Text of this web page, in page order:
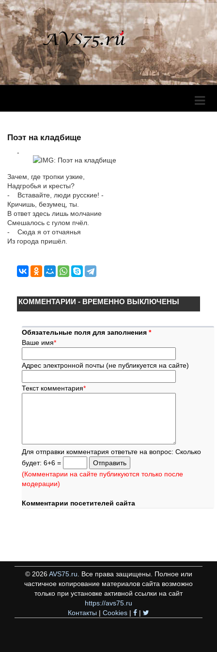
Поэт на кладбище
-
Зачем, где тропки узкие,
Надгробья и кресты?
- Вставайте, люди русские! -
Кричишь, безумец, ты.
В ответ здесь лишь молчание
Смешалось с гулом пчёл.
- Сюда я от отчаянья
Из города пришёл.
КОММЕНТАРИИ - ВРЕМЕННО ВЫКЛЮЧЕНЫ
Обязательные поля для заполнения *
Ваше имя*
Адрес электронной почты (не публикуется на сайте)
Текст комментария*
Для отправки комментария ответьте на вопрос: Сколько
будет: 6+6 =
(Комментарии на сайте публикуются только после
модерации)
Комментарии посетителей сайта
© 2026 AVS75.ru . Все права защищены. Полное или
частичное копирование материалов сайта возможно
только при установке активной ссылки на сайт
https://avs75.ru
Контакты | Cookies | |